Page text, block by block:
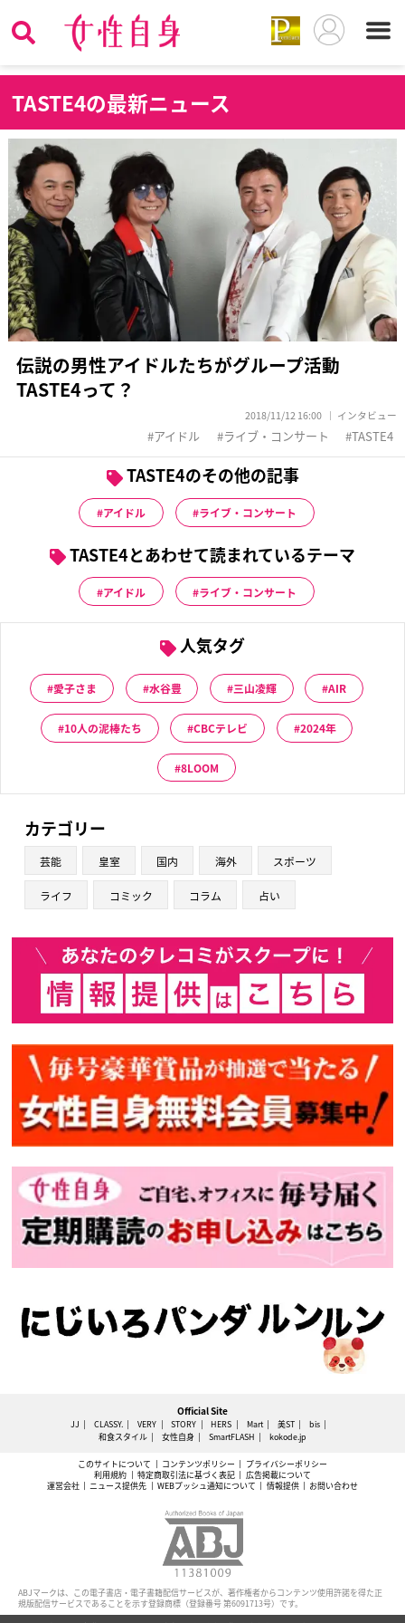
TASTE4の最新ニュース
伝説の男性アイドルたちがグループ活動
TASTE4って？
2018/11/12 16:00 インタビュー
アイドル ライブ・コンサート TASTE4
TASTE4のその他の記事
アイドル ライブ・コンサート
TASTE4とあわせて読まれているテーマ
アイドル ライブ・コンサート
人気タグ
愛子さま 水谷豊 三山凌輝 AIR
10人の泥棒たち CBCテレビ 2024年
8LOOM
カテゴリー
芸能 皇室 国内 海外 スポーツ
ライフ コミック コラム 占い
Official Site
JJ CLASSY. VERY STORY HERS Mart 美ST
bis
和食スタイル
女性自身 SmartFLASH kokode.jp
このサイトについて コンテンツポリシー
プライバシーポリシー
利用規約
特定商取引法に基づく表記
広告掲載について
運営会社
ニュース提供先 WEBプッシュ通知について 情報提供 お問い合わせ
ABJマークは、この電子書店・電子書籍配信サービスが、著作権者からコンテンツ使用許諾を得た正
規版配信サービスであることを示す登録商標（登録番号 第6091713号）です。